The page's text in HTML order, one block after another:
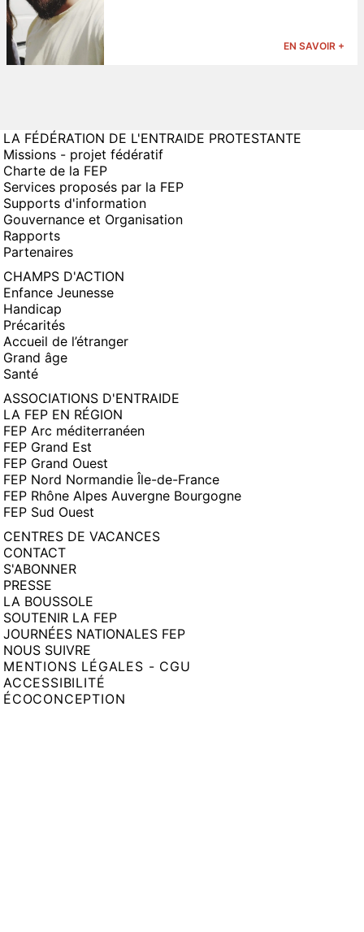
EN SAVOIR +
LA FÉDÉRATION DE L'ENTRAIDE PROTESTANTE
Missions - projet fédératif
Charte de la FEP
Services proposés par la FEP
Supports d'information
Gouvernance et Organisation
Rapports
Partenaires
CHAMPS D'ACTION
Enfance Jeunesse
Handicap
Précarités
Accueil de l’étranger
Grand âge
Santé
ASSOCIATIONS D'ENTRAIDE
LA FEP EN RÉGION
FEP Arc méditerranéen
FEP Grand Est
FEP Grand Ouest
FEP Nord Normandie Île-de-France
FEP Rhône Alpes Auvergne Bourgogne
FEP Sud Ouest
CENTRES DE VACANCES
CONTACT
S'ABONNER
PRESSE
LA BOUSSOLE
SOUTENIR LA FEP
JOURNÉES NATIONALES FEP
NOUS SUIVRE
MENTIONS LÉGALES - CGU
ACCESSIBILITÉ
ÉCOCONCEPTION